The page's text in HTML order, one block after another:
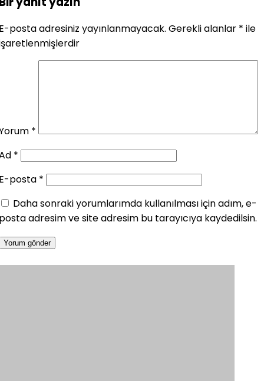
posta adresiniz yayınlanmayacak. Gerekli alanlar * ile
*
*
posta *
Daha sonraki yorumlarımda kullanılması için adım, e-
adresim ve site adresim bu tarayıcıya kaydedilsin.